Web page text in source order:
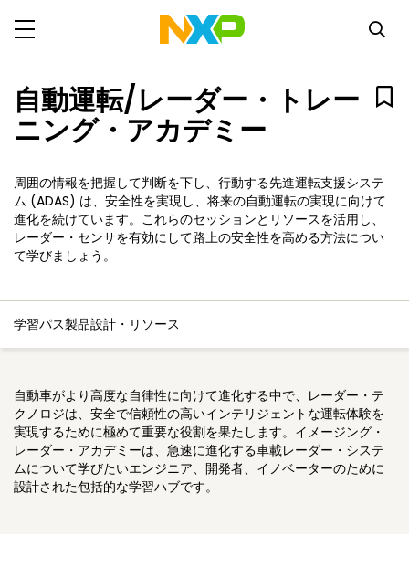
自動運転/レーダー・トレー
ニング・アカデミー
周囲の情報を把握して判断を下し、行動する先進運転支援システ
ム (ADAS) は、安全性を実現し、将来の自動運転の実現に向けて
進化を続けています。これらのセッションとリソースを活用し、
レーダー・センサを有効にして路上の安全性を高める方法につい
て学びましょう。
学習パス製品設計・リソース
自動車がより高度な自律性に向けて進化する中で、レーダー・テ
クノロジは、安全で信頼性の高いインテリジェントな運転体験を
実現するために極めて重要な役割を果たします。イメージング・
レーダー・アカデミーは、急速に進化する車載レーダー・システ
ムについて学びたいエンジニア、開発者、イノベーターのために
設計された包括的な学習ハブです。